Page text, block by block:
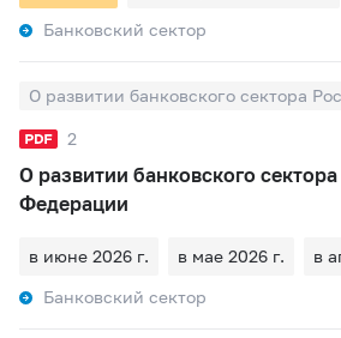
Банковский сектор
2
О развитии банковского
Федерации
в июне 2026 г. в мае 2026 г. в
Банковский сектор